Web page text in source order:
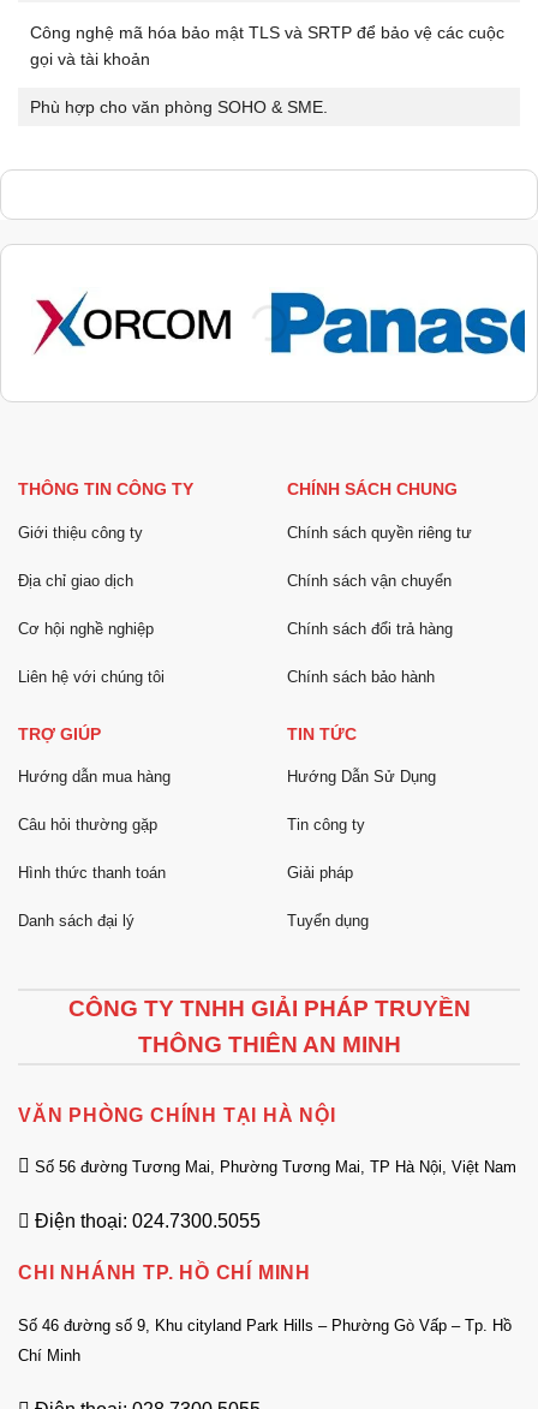
Công nghệ mã hóa bảo mật TLS và SRTP để bảo vệ các cuộc
gọi và tài khoản
Phù hợp cho văn phòng SOHO & SME.
THÔNG TIN CÔNG TY
Giới thiệu công ty
Địa chỉ giao dịch
Cơ hội nghề nghiệp
Liên hệ với chúng tôi
CHÍNH SÁCH CHUNG
Chính sách quyền riêng tư
Chính sách vận chuyển
Chính sách đổi trả hàng
Chính sách bảo hành
TRỢ GIÚP
Hướng dẫn mua hàng
Câu hỏi thường gặp
Hình thức thanh toán
Danh sách đại lý
TIN TỨC
Hướng Dẫn Sử Dụng
Tin công ty
Giải pháp
Tuyển dụng
CÔNG TY TNHH GIẢI PHÁP TRUYỀN
THÔNG THIÊN AN MINH
VĂN PHÒNG CHÍNH TẠI HÀ NỘI
Số 56 đường Tương Mai, Phường Tương Mai, TP Hà Nội, Việt Nam
Điện thoại: 024.7300.5055
CHI NHÁNH TP. HỒ CHÍ MINH
Số 46 đường số 9, Khu cityland Park Hills – Phường Gò Vấp – Tp. Hồ
Chí Minh